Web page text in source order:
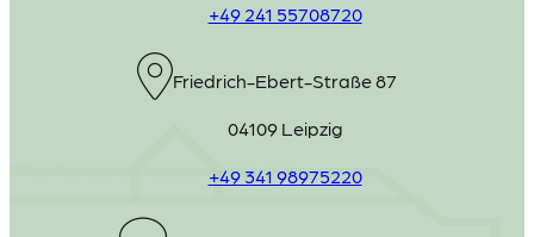
+49 241 55708720
Friedrich-Ebert-Straße 87
04109 Leipzig
+49 341 98975220